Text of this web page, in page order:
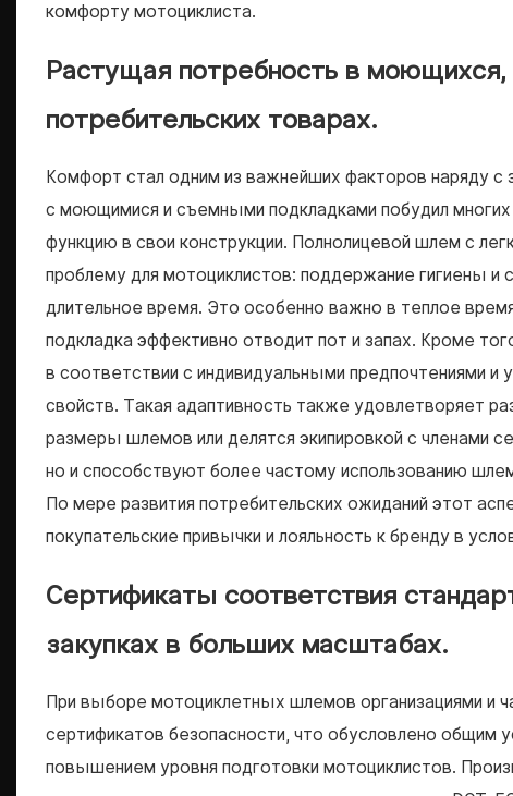
комфорту мотоциклиста.
Растущая потребность в
потребительских товарах.
Комфорт стал одним из важнейших факторов наряду
с моющимися и съемными подкладками побудил
функцию в свои конструкции. Полнолицевой шлем с
проблему для мотоциклистов: поддержание гигиены и
длительное время. Это особенно важно в теплое
подкладка эффективно отводит пот и запах. Кроме
в соответствии с индивидуальными предпочтениями
свойств. Такая адаптивность также удовлетворяет
размеры шлемов или делятся экипировкой с членами
но и способствуют более частому использованию
По мере развития потребительских ожиданий этот
покупательские привычки и лояльность к бренду в
Сертификаты соответствия
закупках в больших масштабах.
При выборе мотоциклетных шлемов организациями и
сертификатов безопасности, что обусловлено общим
повышением уровня подготовки мотоциклистов.